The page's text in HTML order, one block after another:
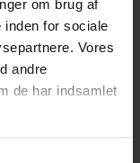
om brug af
for sociale
Vores
andre
de har indsamlet